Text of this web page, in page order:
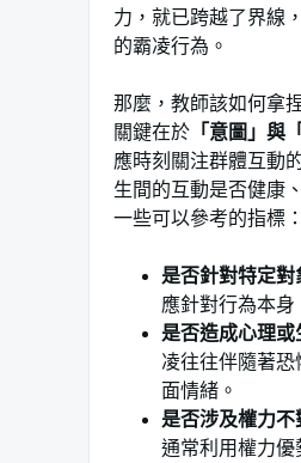
力，就已跨越了界線
的霸凌行為。
那麼，教師該如何拿
關鍵在於 「意圖」與
應時刻關注群體互動
生間的互動是否健康
一些可以參考的指標：
是否針對特定對
應針對行為本身
是否造成心理或
凌往往伴隨著恐
面情緒。
是否涉及權力不
通常利用權力優